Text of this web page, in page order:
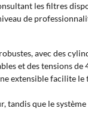
les filtres
de
avec des
et des tensions de
extensible facilite
tandis que le